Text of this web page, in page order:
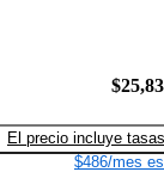
El precio incluye tasas
$486/mes